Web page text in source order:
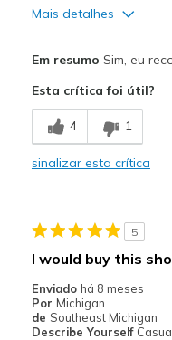
Mais detalhes
Breathe Well
Comfortable
Casual Wear
Width
Sizing
View On Shoes
Em resumo Sim, eu
Esta crítica foi útil?
4 1
sinalizar esta crítica
5
I would buy this
Enviado há 8 meses
Por Michigan
de Southeast Michigan
Describe Yourself